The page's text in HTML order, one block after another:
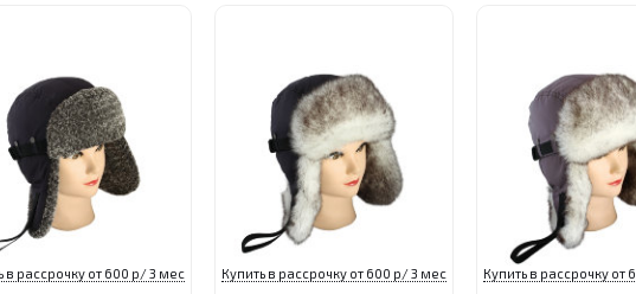
в рассрочку от 600 р/ 3 мес Купить в рассрочку от 600 р/ 3 мес Купить в рассрочку от